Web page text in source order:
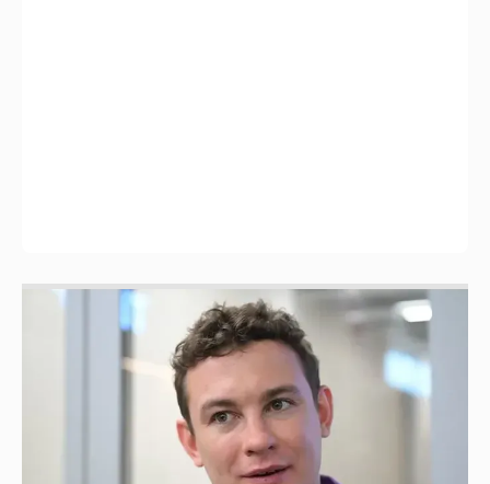
Никита Кологривый высказался насчёт